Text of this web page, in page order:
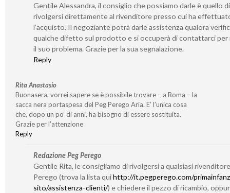
Gentile Alessandra, il consiglio che possiamo darle è quello di
rivolgersi direttamente al rivenditore presso cui ha
l’acquisto. Il negoziante potrà darle assistenza qualora
qualche difetto sul prodotto e si occuperà di contattarci per
il suo problema. Grazie per la sua segnalazione.
Reply
Rita Anastasio
Buonasera, vorrei sapere se è possibile trovare – a Roma – la
sacca nera portaspesa del Peg Perego Aria. E’ l’unica cosa
che, dopo un po’ di anni, ha bisogno di essere sostituita.
Grazie per l’attenzione
Reply
Redazione Peg Perego
Gentile Rita, le consigliamo di rivolgersi a qualsiasi
Perego (trova la lista quihttp://it.pegperego.com/
sito/assistenza-clienti/) e chiedere il pezzo di ricambio,